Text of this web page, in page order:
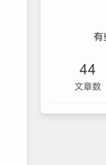
有
44
文章数